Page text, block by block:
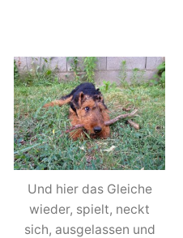
Und hier das Gleiche
wieder, spielt, neckt
sich, ausgelassen und